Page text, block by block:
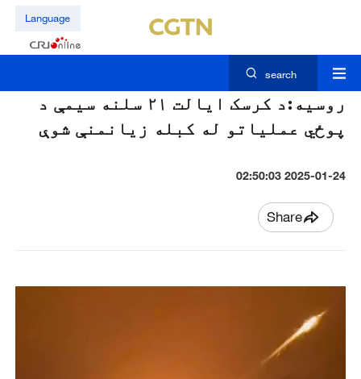
Language
search
روسيه:د کرسک ايالت ۲۱ سلنه سيمې د
پوځي عملياتو له کبله زيانمنې شوې
2025-01-24 02:50:03
Share